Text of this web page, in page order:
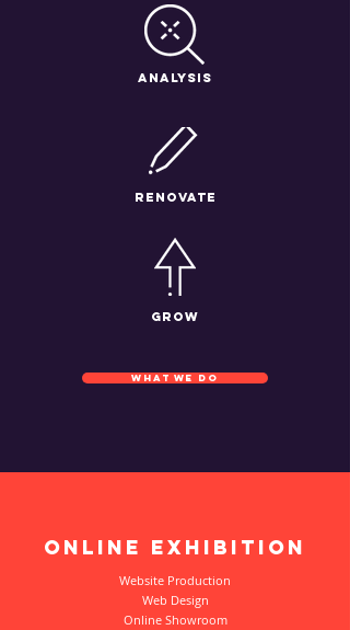
analysis
renovate
grow
WHAT WE DO
Online exhibition
Website Production
Web Design
Online Showroom